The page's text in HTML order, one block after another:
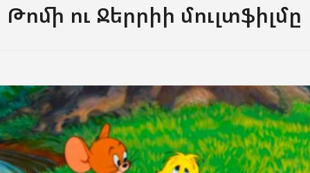
Թոմի ու Ջերրիի մուլտֆիլմը